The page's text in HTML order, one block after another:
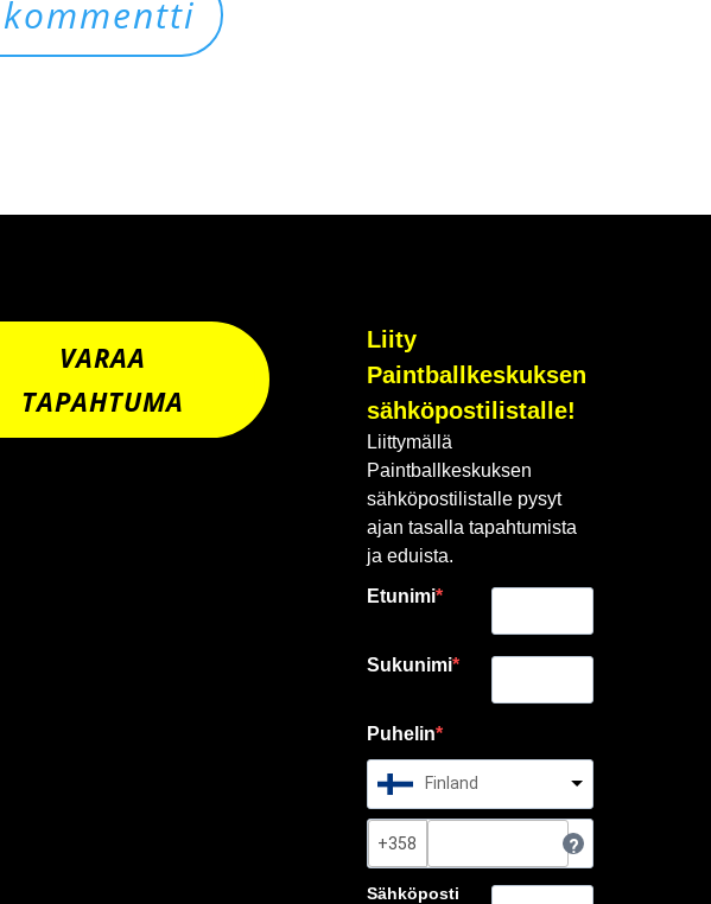
VARAA
TAPAHTUMA
Liity
Paintballkeskuksen
sähköpostilistalle!
Liittymällä
Paintballkeskuksen
sähköpostilistalle pysyt
ajan tasalla tapahtumista
ja eduista.
Etunimi
Sukunimi
Puhelin
Finland
?
Sähköposti